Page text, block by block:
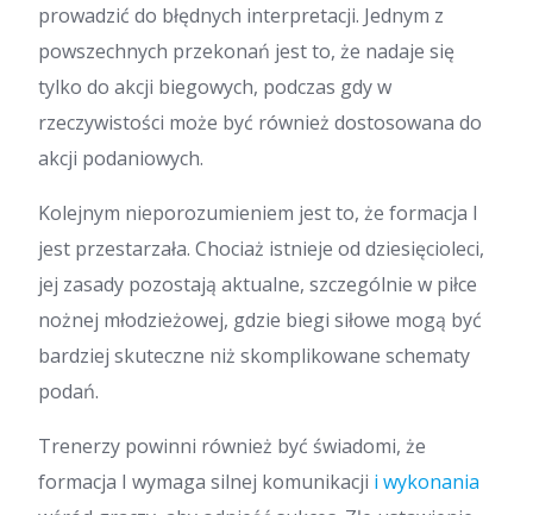
prowadzić do błędnych interpretacji. Jednym z
powszechnych przekonań jest to, że nadaje się
tylko do akcji biegowych, podczas gdy w
rzeczywistości może być również dostosowana do
akcji podaniowych.
Kolejnym nieporozumieniem jest to, że formacja I
jest przestarzała. Chociaż istnieje od dziesięcioleci,
jej zasady pozostają aktualne, szczególnie w piłce
nożnej młodzieżowej, gdzie biegi siłowe mogą być
bardziej skuteczne niż skomplikowane schematy
podań.
Trenerzy powinni również być świadomi, że
formacja I wymaga silnej komunikacji i wykonania